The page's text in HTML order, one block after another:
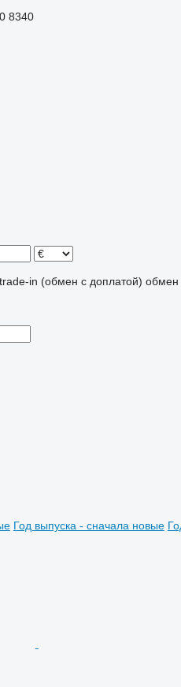
8340
trade-in (обмен с доплатой) обмен
Год выпуска - сначала новые